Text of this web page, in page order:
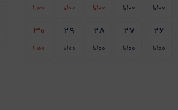
1،100 1،100 1،100 1،100 1،100
26
1،100
27
1،100
28
1،100
29
1،100
30
1،100